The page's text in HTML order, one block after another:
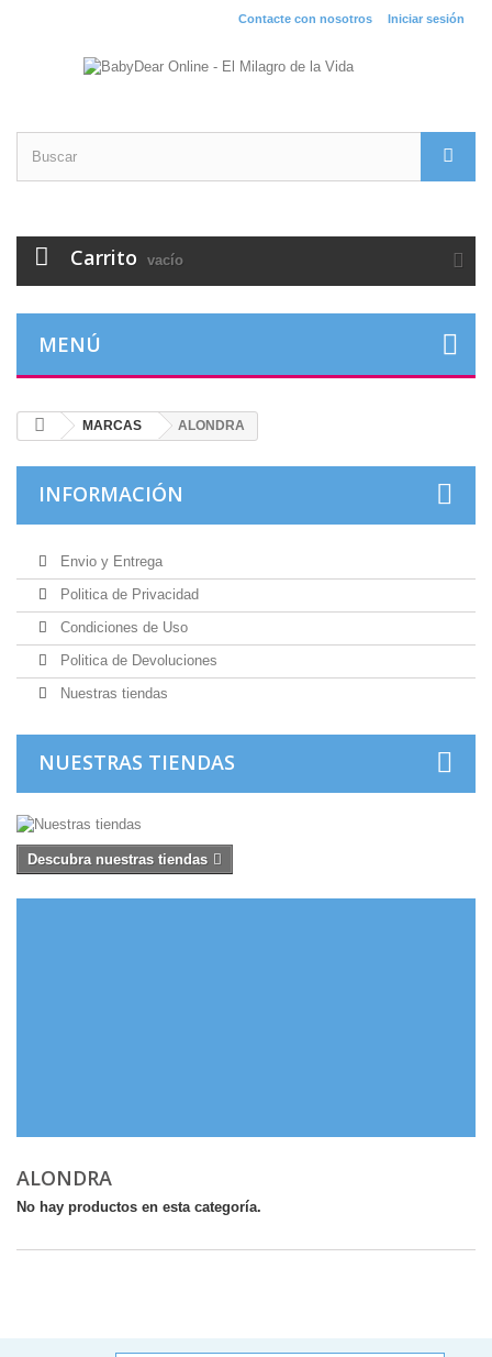
Iniciar sesión
Contacte con nosotros
Carrito vacío
MENÚ
MARCAS ALONDRA
INFORMACIÓN
Envio y Entrega
Politica de Privacidad
Condiciones de Uso
Politica de Devoluciones
Nuestras tiendas
NUESTRAS TIENDAS
Descubra nuestras tiendas
ALONDRA
No hay productos en esta categoría.